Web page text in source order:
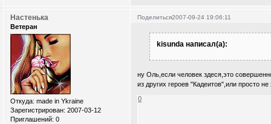
Поделиться2007-09-24 19:06:11
Настенька
Ветеран
Откуда: made in Ykraine
Зарегистрирован: 2007-03-12
Приглашений: 0
kisunda написал(а):
ну Оль,если человек здеся,это
из других героев "Кадеитов",или просто
0